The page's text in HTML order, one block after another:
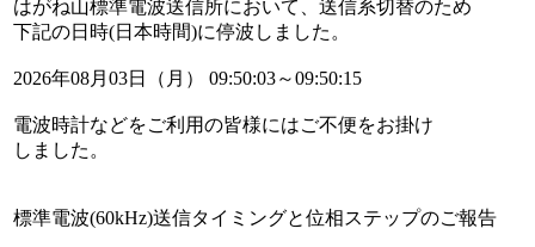
はがね山標準電波送信所において、送信系切替のため
下記の日時(日本時間)に停波しました。
2026年08月03日（月） 09:50:03～09:50:15
電波時計などをご利用の皆様にはご不便をお掛け
しました。
標準電波(60kHz)送信タイミングと位相ステップのご報告